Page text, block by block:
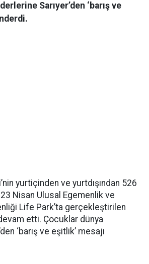
Sarıyer’den ‘barış ve
yurtiçinden ve yurtdışından 526
23 Nisan Ulusal Egemenlik ve
Life Park’ta gerçekleştirilen
etti. Çocuklar dünya
‘barış ve eşitlik’ mesajı